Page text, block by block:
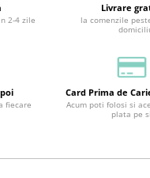
2-4 zile
Livrare
la comenzile
fiecare
Card Prima de
Acum poti folosi si
plata pe